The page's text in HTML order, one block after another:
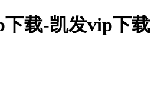
载-凯发vip下载